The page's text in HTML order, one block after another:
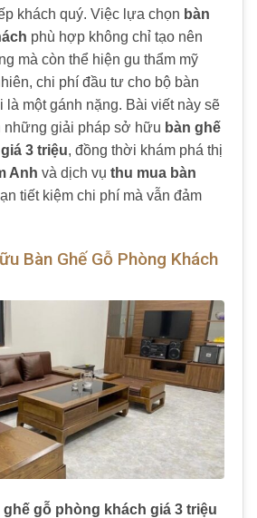
khách quý. Việc lựa chọn bàn
phù hợp không chỉ tạo nên
mà còn thể hiện gu thẩm mỹ
chi phí đầu tư cho bộ bàn
là một gánh nặng. Bài viết này sẽ
những giải pháp sở hữu bàn ghế
3 triệu, đồng thời khám phá thị
Anh và dịch vụ thu mua bàn
tiết kiệm chi phí mà vẫn đảm
Bàn Ghế Gỗ Phòng Khách
ghế gỗ phòng khách giá 3 triệu